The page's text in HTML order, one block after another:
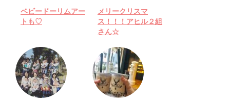
ベビードーリムアー
トも♡
メリークリスマ
ス！！！アヒル２組
さん☆